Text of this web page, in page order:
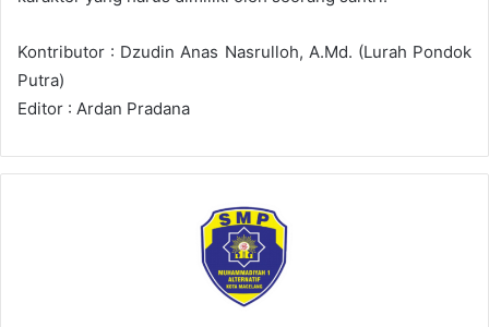
Kontributor : Dzudin Anas Nasrulloh, A.Md. (Lurah Pondok
Putra)
Editor : Ardan Pradana